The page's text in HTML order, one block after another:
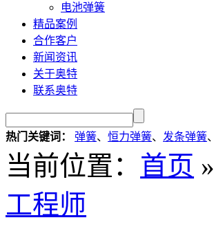
电池弹簧
精品案例
合作客户
新闻资讯
关于奥特
联系奥特
热门关键词： 弹簧、 恒力弹簧、 发条弹簧、
当前位置： 首页 »
工程师